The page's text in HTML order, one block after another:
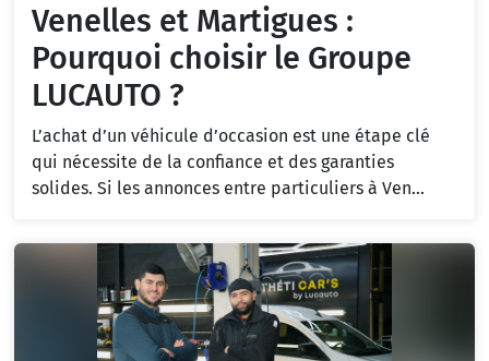
Venelles et Martigues :
Pourquoi choisir le Groupe
LUCAUTO ?
L’achat d’un véhicule d’occasion est une étape clé
qui nécessite de la confiance et des garanties
solides. Si les annonces entre particuliers à Ven...